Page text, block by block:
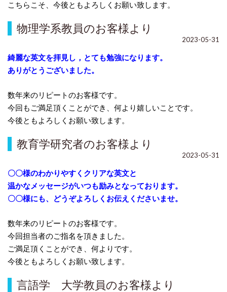
こちらこそ、今後ともよろしくお願い致します。
物理学系教員のお客様より
2023-05-31
綺麗な英文を拝見し， とても勉強になります。
ありがとうございました。
数年来のリピートのお客様です。
今回もご満足頂くことができ、何より嬉しいことです。
今後ともよろしくお願い致します。
教育学研究者のお客様より
2023-05-31
〇〇様のわかりやすくクリアな英文と
温かなメッセージがいつも励みとなっております。
〇〇様にも、どうぞよろしくお伝えくださいませ。
数年来のリピートのお客様です。
今回担当者のご指名を頂きました。
ご満足頂くことができ、何よりです。
今後ともよろしくお願い致します。
言語学 大学教員のお客様より